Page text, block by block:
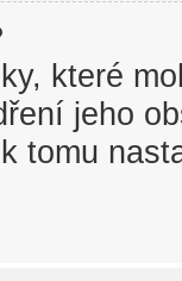
které
jeho
tomu